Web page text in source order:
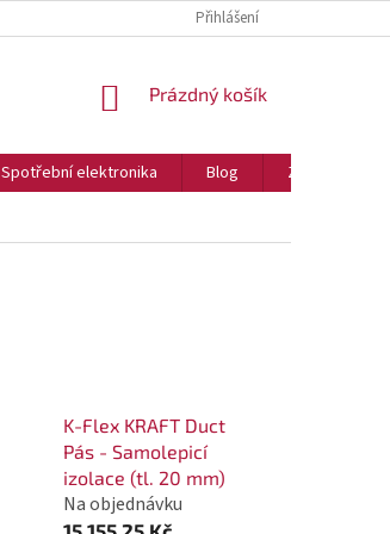
Přihlášení
NÁKUPNÍ
Prázdný košík
Spotřební elektronika Blog Značky
K-Flex KRAFT Duct
Pás - Samolepicí
izolace (tl. 20 mm)
Na objednávku